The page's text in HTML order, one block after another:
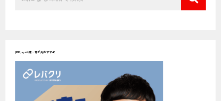
[PR]aga治療・育毛剤おすすめ